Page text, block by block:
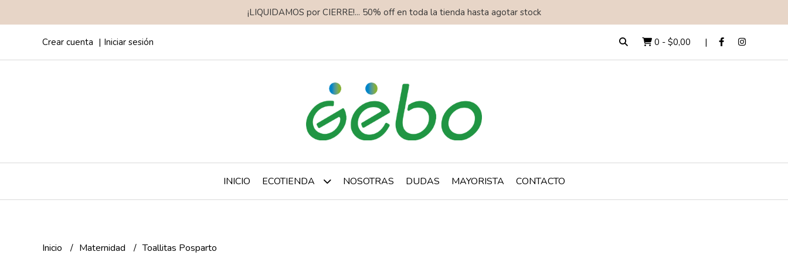
¡LIQUIDAMOS por CIERRE!... 50% off en toda la tienda hasta agotar stock
Crear cuenta Iniciar sesión 0 - $0,00
INICIO ECOTIENDA NOSOTRAS DUDAS MAYORISTA CONTACTO
Inicio Maternidad Toallitas Posparto